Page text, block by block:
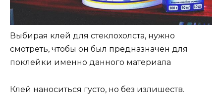
Выбирая клей для стеклохолста, нужно
смотреть, чтобы он был предназначен для
поклейки именно данного материала
Клей наноситься густо, но без излишеств.